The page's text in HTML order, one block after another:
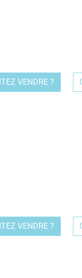
VENDRE ?
VENDRE ?